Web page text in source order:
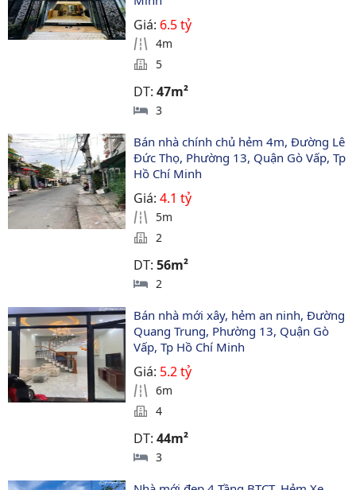
Giá: 6.5 tỷ
4m
5
DT:47m²
3
Bán nhà chính chủ hẻm 4m, Đường Lê
Đức Thọ, Phường 13, Quận Gò Vấp, Tp
Hồ Chí Minh
Giá:4.1 tỷ
5m
2
DT:56m²
2
Bán nhà mới xây, hẻm an ninh, Đường
Quang Trung, Phường 13, Quận Gò
Vấp, Tp Hồ Chí Minh
Giá: 5.2 tỷ
6m
4
DT:44m²
3